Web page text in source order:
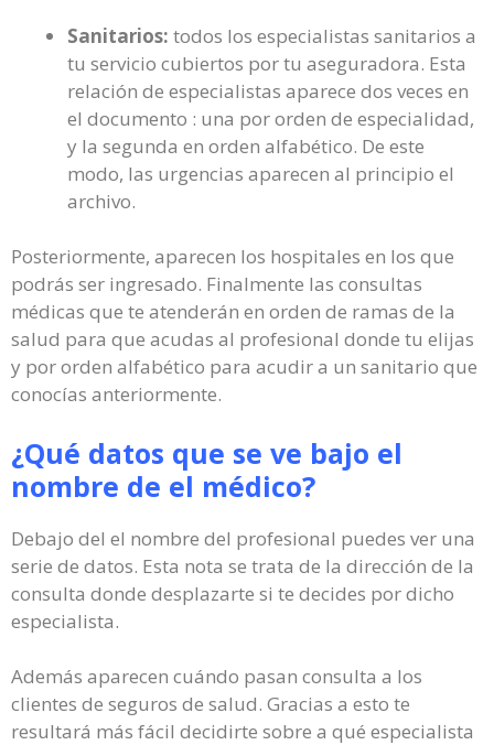
Sanitarios: todos los especialistas sanitarios a
tu servicio cubiertos por tu aseguradora. Esta
relación de especialistas aparece dos veces en
el documento : una por orden de especialidad,
y la segunda en orden alfabético. De este
modo, las urgencias aparecen al principio el
archivo.
Posteriormente, aparecen los hospitales en los que
podrás ser ingresado. Finalmente las consultas
médicas que te atenderán en orden de ramas de la
salud para que acudas al profesional donde tu elijas
y por orden alfabético para acudir a un sanitario que
conocías anteriormente.
¿Qué datos que se ve bajo el
nombre de el médico?
Debajo del el nombre del profesional puedes ver una
serie de datos. Esta nota se trata de la dirección de la
consulta donde desplazarte si te decides por dicho
especialista.
Además aparecen cuándo pasan consulta a los
clientes de seguros de salud. Gracias a esto te
resultará más fácil decidirte sobre a qué especialista